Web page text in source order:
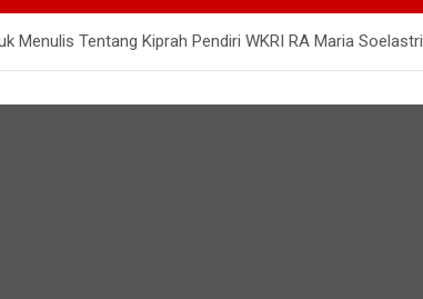
Menulis Tentang Kiprah Pendiri WKRI RA Maria Soelastri